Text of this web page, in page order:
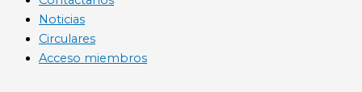
Noticias
Circulares
Acceso miembros